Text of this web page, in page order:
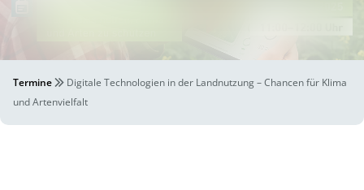
Termine
Digitale Technologien in der Landnutzung – Chancen für Klima
und Artenvielfalt